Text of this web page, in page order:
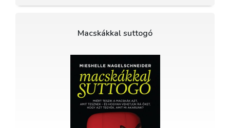
Macskákkal suttogó